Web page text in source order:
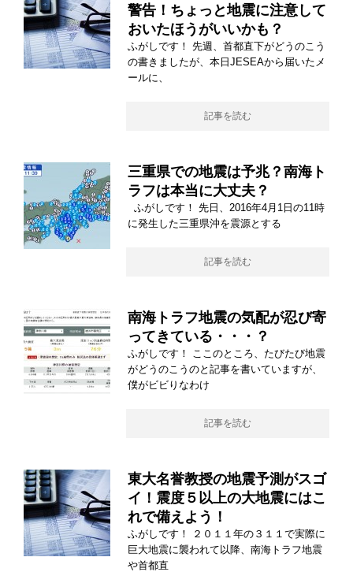
警告！ちょっと地震に注意して
おいたほうがいいかも？
ふがしです！ 先週、首都直下がどうのこう
の書きましたが、本日JESEAから届いたメ
ールに、
記事を読む
三重県での地震は予兆？南海ト
ラフは本当に大丈夫？
ふがしです！ 先日、2016年4月1日の11時
に発生した三重県沖を震源とする
記事を読む
南海トラフ地震の気配が忍び寄
ってきている・・・？
ふがしです！ ここのところ、たびたび地震
がどうのこうのと記事を書いていますが、
僕がビビりなわけ
記事を読む
東大名誉教授の地震予測がスゴ
イ！震度５以上の大地震にはこ
れで備えよう！
ふがしです！ ２０１１年の３１１で実際に
巨大地震に襲われて以降、南海トラフ地震
や首都直